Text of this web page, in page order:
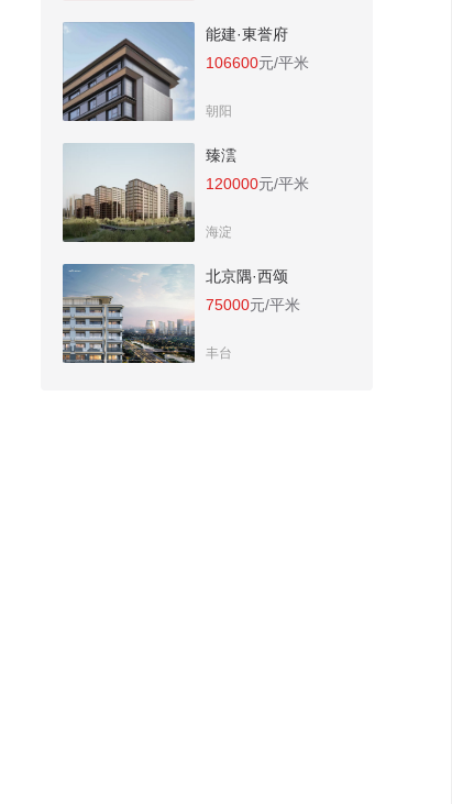
能建·東誉府
106600元/平米
朝阳
臻澐
120000元/平米
海淀
北京隅·西颂
75000元/平米
丰台